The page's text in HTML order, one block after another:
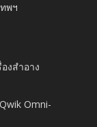
พฯ
งสำอาง
Omni-